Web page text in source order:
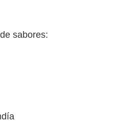
sabores: